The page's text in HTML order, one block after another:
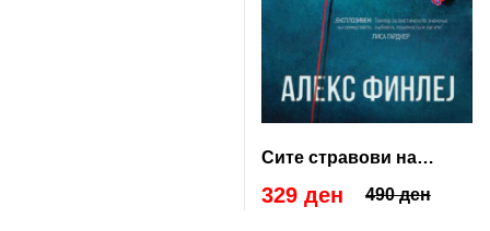
Сите стравови на
светот
490 ден
329 ден